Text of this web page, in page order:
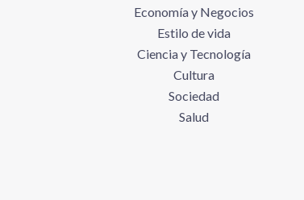
Economía y Negocios
Estilo de vida
Ciencia y Tecnología
Cultura
Sociedad
Salud